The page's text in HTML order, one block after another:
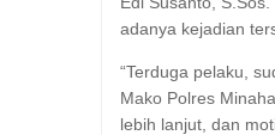
adanya kejadian
“Terduga pelaku,
Mako Polres
lebih lanjut, dan